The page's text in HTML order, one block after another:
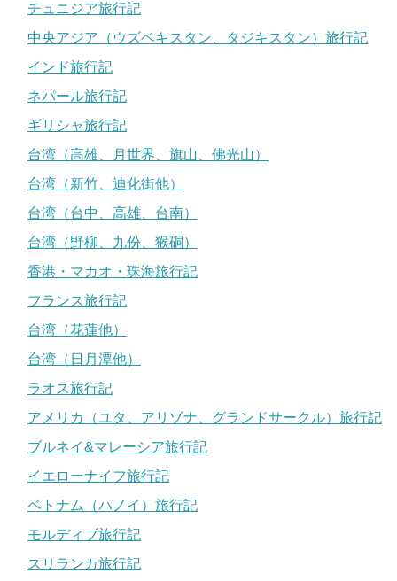
チュニジア旅行記
中央アジア（ウズベキスタン、タジキスタン）旅行記
インド旅行記
ネパール旅行記
ギリシャ旅行記
台湾（高雄、月世界、旗山、佛光山）
台湾（新竹、迪化街他）
台湾（台中、高雄、台南）
台湾（野柳、九份、猴硐）
香港・マカオ・珠海旅行記
フランス旅行記
台湾（花蓮他）
台湾（日月潭他）
ラオス旅行記
アメリカ（ユタ、アリゾナ、グランドサークル）旅行記
ブルネイ&マレーシア旅行記
イエローナイフ旅行記
ベトナム（ハノイ）旅行記
モルディブ旅行記
スリランカ旅行記